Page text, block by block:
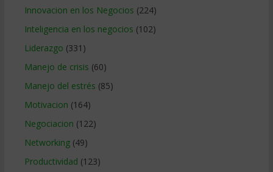
Innovacion en los Negocios (224)
Inteligencia en los negocios (102)
Liderazgo (331)
Manejo de crisis (60)
Manejo del estrés (85)
Motivacion (164)
Negociacion (122)
Networking(49)
Productividad (123)